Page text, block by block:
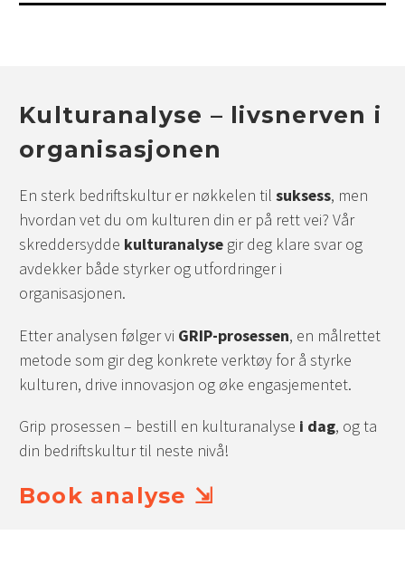
Kulturanalyse – livsnerven i
organisasjonen
En sterk bedriftskultur er nøkkelen til suksess, men
hvordan vet du om kulturen din er på rett vei? Vår
skreddersydde kulturanalyse gir deg klare svar og
avdekker både styrker og utfordringer i
organisasjonen.
Etter analysen følger vi GRIP-prosessen, en målrettet
metode som gir deg konkrete verktøy for å styrke
kulturen, drive innovasjon og øke engasjementet.
Grip prosessen – bestill en kulturanalyse i dag, og ta
din bedriftskultur til neste nivå!
Book analyse ⇲